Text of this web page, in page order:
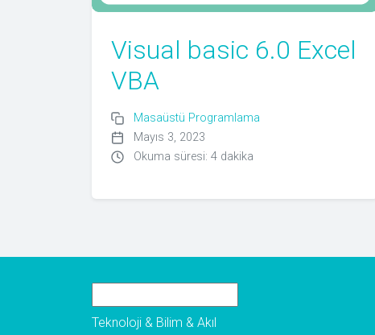
Visual basic 6.0 Excel
VBA
Masaüstü Programlama
Mayıs 3, 2023
Okuma süresi: 4 dakika
Teknoloji & Bilim & Akıl